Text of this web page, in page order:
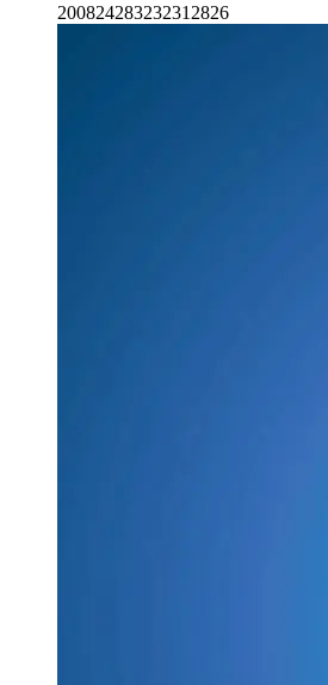
200824283232312826